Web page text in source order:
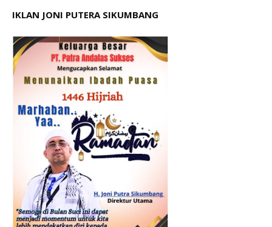
IKLAN JONI PUTERA SIKUMBANG